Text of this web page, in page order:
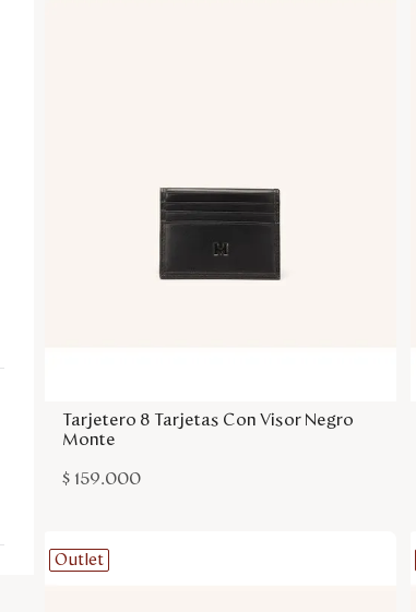
Tarjetero 8 Tarjetas Con Visor Negro
Monte
$ 159.000
Outlet